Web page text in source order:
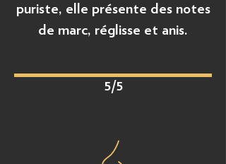
puriste, elle présente des notes
de marc, réglisse et anis.
5/5